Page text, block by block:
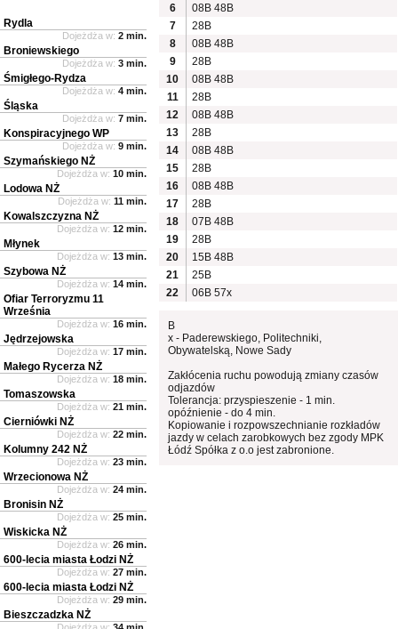
6
08B 48B
7
28B
8
08B 48B
9
28B
10
08B 48B
11
28B
12
08B 48B
13
28B
14
08B 48B
15
28B
16
08B 48B
17
28B
18
07B 48B
19
28B
20
15B 48B
21
25B
22
06B 57x
B
x - Paderewskiego, Politechniki,
Obywatelską, Nowe Sady
Zakłócenia ruchu powodują zmiany czasów
odjazdów
Tolerancja: przyspieszenie - 1 min.
opóźnienie - do 4 min.
Kopiowanie i rozpowszechnianie rozkładów
jazdy w celach zarobkowych bez zgody MPK
Łódź Spółka z o.o jest zabronione.
Rydla
Dojeżdża w: 2 min.
Broniewskiego
Dojeżdża w: 3 min.
Śmigłego-Rydza
Dojeżdża w: 4 min.
Śląska
Dojeżdża w: 7 min.
Konspiracyjnego WP
Dojeżdża w: 9 min.
Szymańskiego NŻ
Dojeżdża w: 10 min.
Lodowa NŻ
Dojeżdża w: 11 min.
Kowalszczyzna NŻ
Dojeżdża w: 12 min.
Młynek
Dojeżdża w: 13 min.
Szybowa NŻ
Dojeżdża w: 14 min.
Ofiar Terroryzmu 11
Września
Dojeżdża w: 16 min.
Jędrzejowska
Dojeżdża w: 17 min.
Małego Rycerza NŻ
Dojeżdża w: 18 min.
Tomaszowska
Dojeżdża w: 21 min.
Cierniówki NŻ
Dojeżdża w: 22 min.
Kolumny 242 NŻ
Dojeżdża w: 23 min.
Wrzecionowa NŻ
Dojeżdża w: 24 min.
Bronisin NŻ
Dojeżdża w: 25 min.
Wiskicka NŻ
Dojeżdża w: 26 min.
600-lecia miasta Łodzi NŻ
Dojeżdża w: 27 min.
600-lecia miasta Łodzi NŻ
Dojeżdża w: 29 min.
Bieszczadzka NŻ